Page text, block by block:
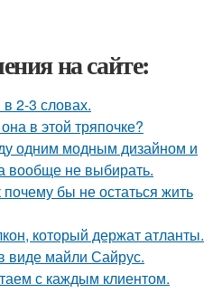
на сайте:
2-3 словах.
в этой тряпочке?
одним модным дизайном и
вообще не выбирать.
бы не остаться жить
который держат атланты.
виде майли Сайрус.
с каждым клиентом.